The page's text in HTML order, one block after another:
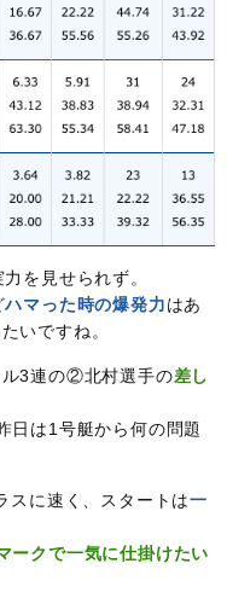
力を見せられず。
ハマった時の爆発力はあ
いですね。
ル3連の②北村選手の差し
日は1号艇から何の問題
スに速く、スタートは一
ークで一気に仕掛けたい